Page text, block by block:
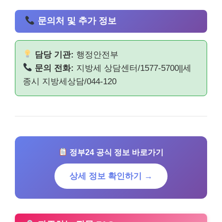
문의처 및 추가 정보
담당 기관: 행정안전부
문의 전화: 지방세 상담센터/1577-5700||세
종시 지방세상담/044-120
정부24 공식 정보 바로가기
상세 정보 확인하기 →